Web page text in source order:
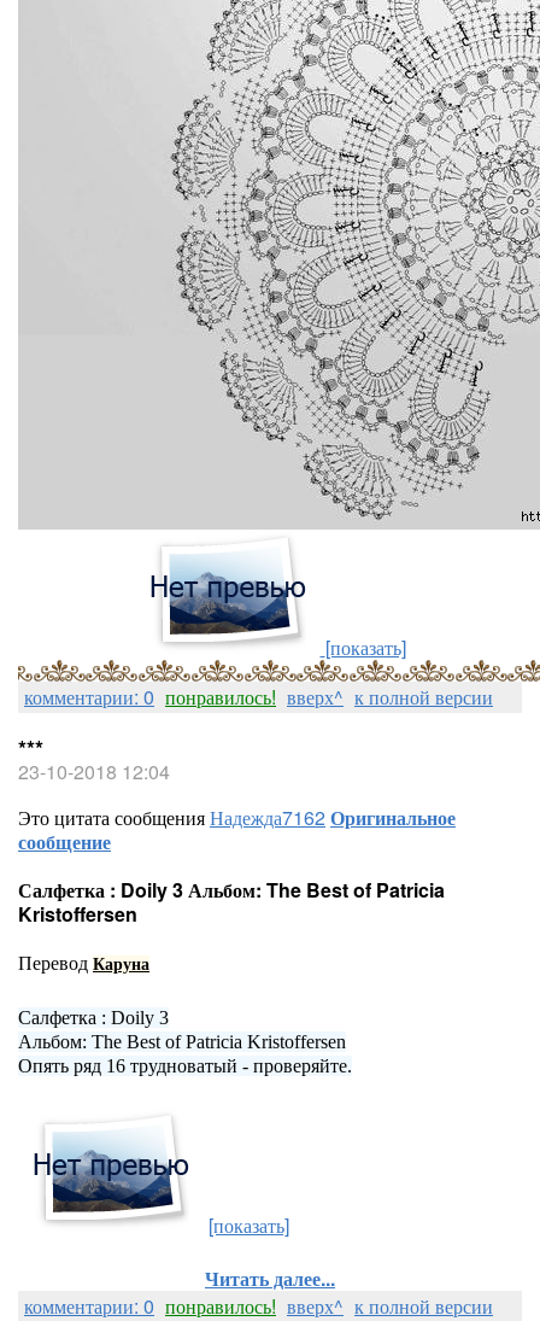
[показать]
комментарии: 0 понравилось! вверх^ к полной версии
***
23-10-2018 12:04
Это цитата сообщенияНадежда7162Оригинальное
сообщение
Салфетка : Doily 3 Альбом: The Best of Patricia
Kristoffersen
Перевод Каруна
Салфетка : Doily 3
Альбом: The Best of Patricia Kristoffersen
Опять ряд 16 трудноватый - проверяйте.
[показать]
Читать далее...
комментарии: 0 понравилось! вверх^ к полной версии